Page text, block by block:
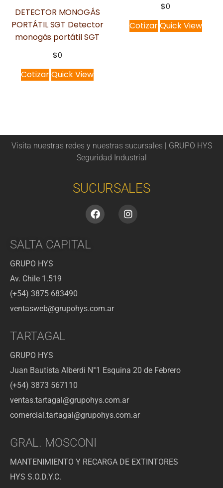
DETECTOR MONOGÁS
PORTÁTIL SGT Detector
monogás portátil SGT
$0
CotizarQuick View
$0
CotizarQuick View
Visita nuestras redes y nuestras sucursales | GRUPO HYS
Seguridad Industrial
SUCURSALES
SALTA CAPITAL
GRUPO HYS
Av. Chile 1.519
(+54) 3875 683490
ventasweb@grupohys.com.ar
TARTAGAL
GRUPO HYS
Juan Bautista Alberdi N°1 Esquina 20 de Febrero
(+54) 3873 567110
ventas.tartagal@grupohys.com.ar
comercial.tartagal@grupohys.com.ar
GRAL. MOSCONI
MANTENIMIENTO Y RECARGA DE EXTINTORES
HYS S.O.D.Y.C.